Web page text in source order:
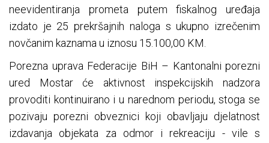
neevidentiranja prometa putem fiskalnog uređaja
izdato je 25 prekršajnih naloga s ukupno izrečenim
novčanim kaznama u iznosu 15.100,00 KM.
Porezna uprava Federacije BiH – Kantonalni porezni
ured Mostar će aktivnost inspekcijskih nadzora
provoditi kontinuirano i u narednom periodu, stoga se
pozivaju porezni obveznici koji obavljaju djelatnost
izdavanja objekata za odmor i rekreaciju - vile s